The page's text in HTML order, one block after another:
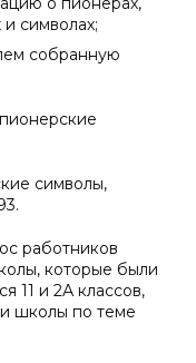
символах;
собранную
символы,
работников
которые были
11 и 2А классов,
школы по теме